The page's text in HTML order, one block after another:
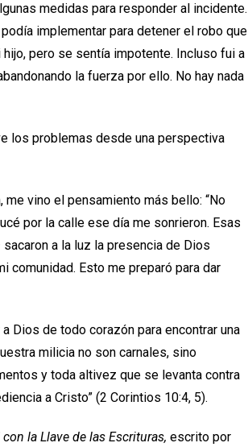
medidas para responder al incidente.
implementar para detener el robo que
pero se sentía impotente. Incluso fui a
la fuerza por ello. No hay nada
los problemas desde una perspectiva
vino el pensamiento más bello: “No
por la calle ese día me sonrieron. Esas
a la luz la presencia de Dios
comunidad. Esto me preparó para dar
Dios de todo corazón para encontrar una
milicia no son carnales, sino
y toda altivez que se levanta contra
a Cristo” (2 Corintios 10:4, 5).
la Llave de las Escrituras, escrito por